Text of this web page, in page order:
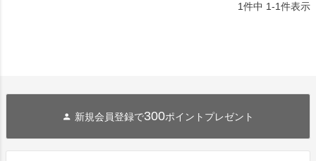
1件中 1-1件表示
新規会員登録で300ポイントプレゼント